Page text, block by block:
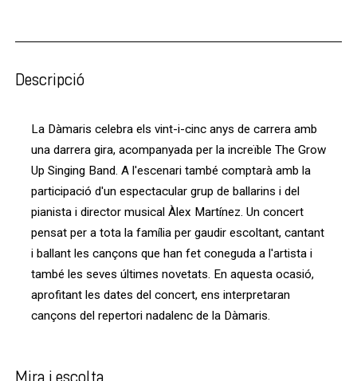
Descripció
La Dàmaris celebra els vint-i-cinc anys de carrera amb
una darrera gira, acompanyada per la increïble The Grow
Up Singing Band. A l'escenari també comptarà amb la
participació d'un espectacular grup de ballarins i del
pianista i director musical Àlex Martínez. Un concert
pensat per a tota la família per gaudir escoltant, cantant
i ballant les cançons que han fet coneguda a l'artista i
també les seves últimes novetats. En aquesta ocasió,
aprofitant les dates del concert, ens interpretaran
cançons del repertori nadalenc de la Dàmaris.
Mira i escolta